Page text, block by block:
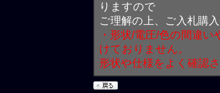
りますので
ご理解の上、ご入札購
・形状/電圧/色の間違
けておりません。
形状や仕様をよく確認